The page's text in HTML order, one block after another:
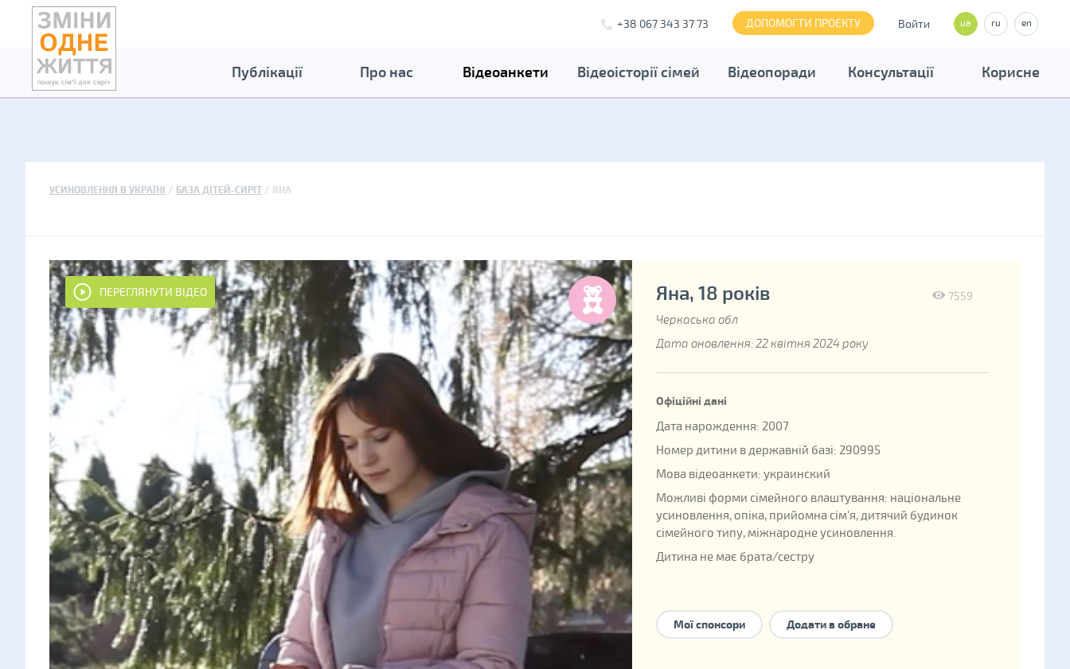
+38 067 343 37 73 ДОПОМОГТИ ПРОЕКТУ Войти ua ru en
Публікації Про нас Відеоанкети Відеоісторії сімей Відеопоради Консультації Корисне
УСИНОВЛЕННЯ В УКРАЇНІ БАЗА ДІТЕЙ-СИРІТ ЯНА
ПЕРЕГЛЯНУТИ ВІДЕО 7559
Яна, 18 років
Черкаська обл
Дата оновлення: 22 квітня 2024 року
Офіційні дані
Дата нарождення: 2007
Номер дитини в державній базі: 290995
Мова відеоанкети: украинский
Можливі форми сімейного влаштування: національне
усиновлення, опіка, прийомна сім'я,дитячий будинок
сімейного типу, міжнародне усиновлення.
Дитина не має брата/сестру
Мої спонсори Додати в обране